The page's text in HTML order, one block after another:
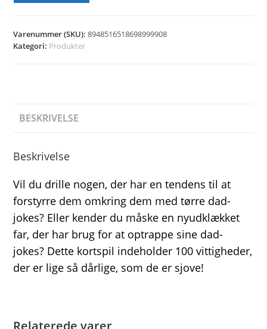
Varenummer (SKU):8948516518698999908
Kategori: Produkter
BESKRIVELSE
Beskrivelse
Vil du drille nogen, der har en tendens til at
forstyrre dem omkring dem med tørre dad-
jokes? Eller kender du måske en nyudklækket
far, der har brug for at optrappe sine dad-
jokes? Dette kortspil indeholder 100 vittigheder,
der er lige så dårlige, som de er sjove!